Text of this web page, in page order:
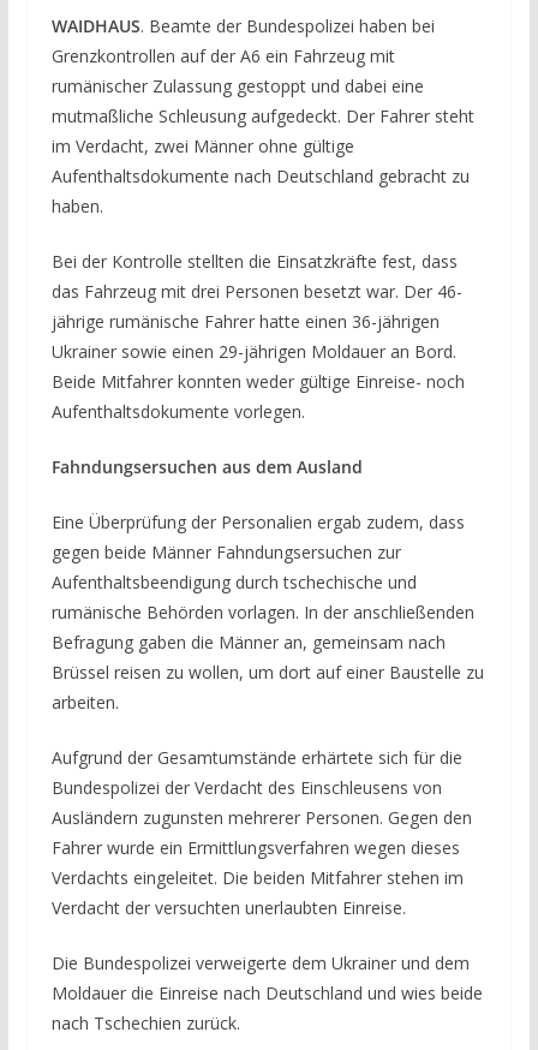
WAIDHAUS. Beamte der Bundespolizei haben bei
Grenzkontrollen auf der A6 ein Fahrzeug mit
rumänischer Zulassung gestoppt und dabei eine
mutmaßliche Schleusung aufgedeckt. Der Fahrer steht
im Verdacht, zwei Männer ohne gültige
Aufenthaltsdokumente nach Deutschland gebracht zu
haben.
Bei der Kontrolle stellten die Einsatzkräfte fest, dass
das Fahrzeug mit drei Personen besetzt war. Der 46-
jährige rumänische Fahrer hatte einen 36-jährigen
Ukrainer sowie einen 29-jährigen Moldauer an Bord.
Beide Mitfahrer konnten weder gültige Einreise- noch
Aufenthaltsdokumente vorlegen.
Fahndungsersuchen aus dem Ausland
Eine Überprüfung der Personalien ergab zudem, dass
gegen beide Männer Fahndungsersuchen zur
Aufenthaltsbeendigung durch tschechische und
rumänische Behörden vorlagen. In der anschließenden
Befragung gaben die Männer an, gemeinsam nach
Brüssel reisen zu wollen, um dort auf einer Baustelle zu
arbeiten.
Aufgrund der Gesamtumstände erhärtete sich für die
Bundespolizei der Verdacht des Einschleusens von
Ausländern zugunsten mehrerer Personen. Gegen den
Fahrer wurde ein Ermittlungsverfahren wegen dieses
Verdachts eingeleitet. Die beiden Mitfahrer stehen im
Verdacht der versuchten unerlaubten Einreise.
Die Bundespolizei verweigerte dem Ukrainer und dem
Moldauer die Einreise nach Deutschland und wies beide
nach Tschechien zurück.